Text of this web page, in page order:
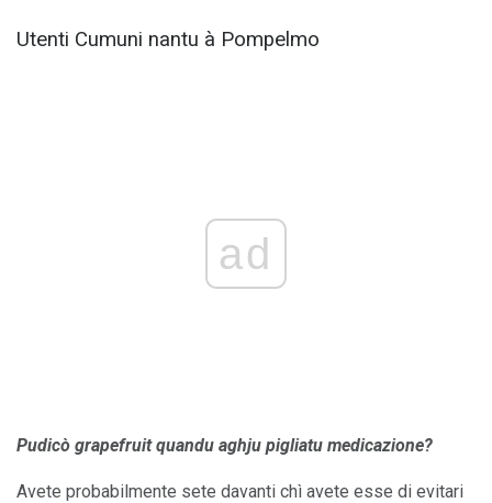
Utenti Cumuni nantu à Pompelmo
ad
Pudicò grapefruit quandu aghju pigliatu medicazione?
Avete probabilmente sete davanti chì avete esse di evitari